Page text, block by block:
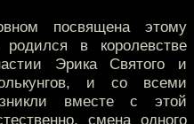
посвящена этому
в королевстве
Эрика Святого и
и со всеми
вместе с этой
смена одного